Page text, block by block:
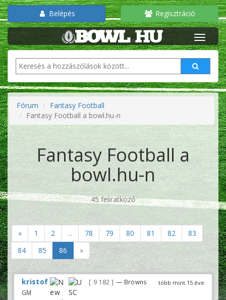
Belépés Regisztráció
Fórum
Fantasy Football
Fantasy Football a bowl.hu-n
Fantasy Football a
bowl.hu-n
45 feliratkozó
« 1 2 ... 78 79 80 81 82
83
84
85 86 »
több mint 15 éve
kristof 9 182
— Browns
GM